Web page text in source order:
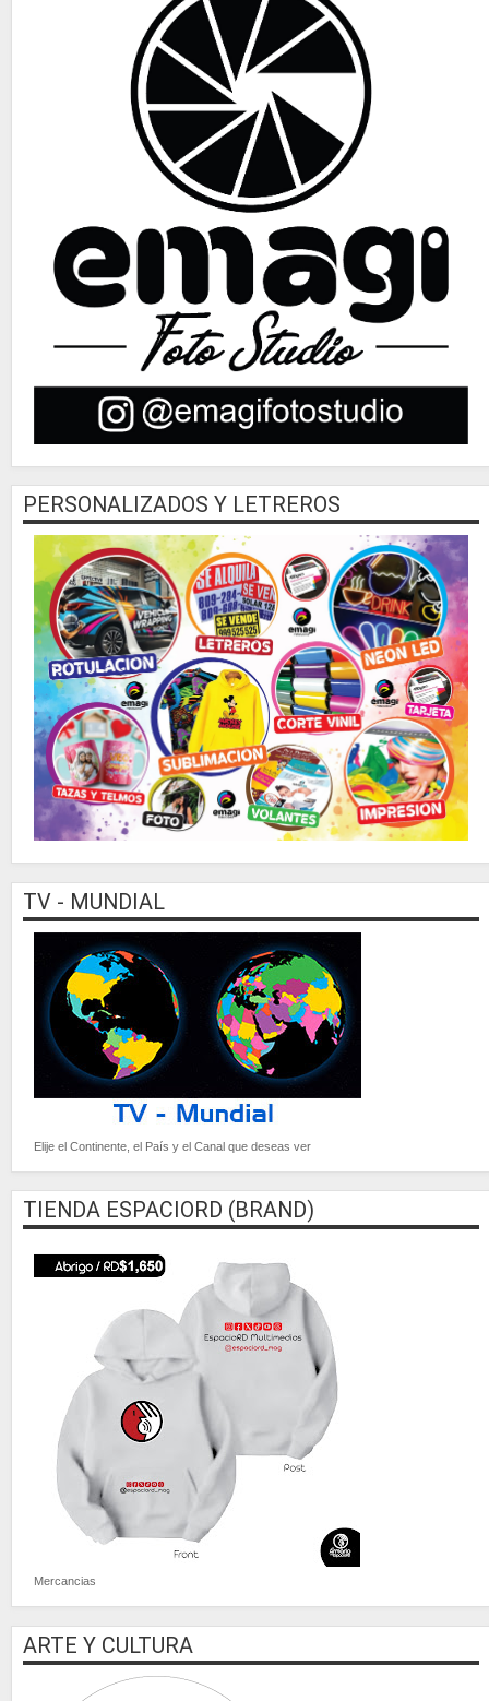
PERSONALIZADOS Y LETREROS
TV - MUNDIAL
Elije el Continente, el País y el Canal que deseas ver
TIENDA ESPACIORD (BRAND)
Mercancias
ARTE Y CULTURA